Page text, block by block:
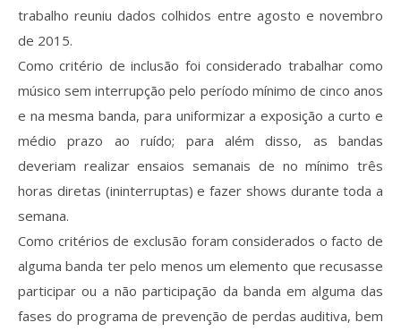
trabalho reuniu dados colhidos entre agosto e novembro
de 2015.
Como critério de inclusão foi considerado trabalhar como
músico sem interrupção pelo período mínimo de cinco anos
e na mesma banda, para uniformizar a exposição a curto e
médio prazo ao ruído; para além disso, as bandas
deveriam realizar ensaios semanais de no mínimo três
horas diretas (ininterruptas) e fazer shows durante toda a
semana.
Como critérios de exclusão foram considerados o facto de
alguma banda ter pelo menos um elemento que recusasse
participar ou a não participação da banda em alguma das
fases do programa de prevenção de perdas auditiva, bem